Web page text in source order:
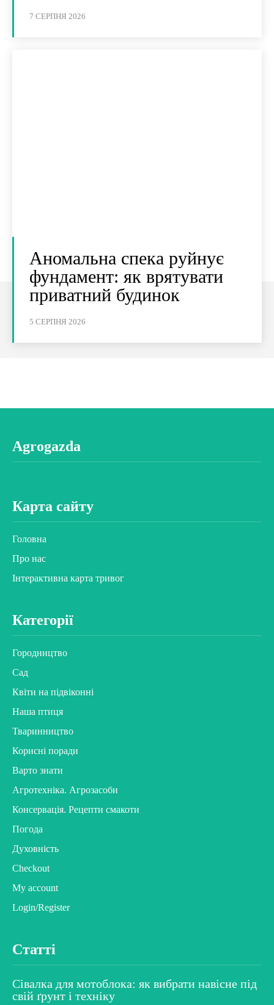
7 СЕРПНЯ 2026
Аномальна спека руйнує
фундамент: як врятувати
приватний будинок
5 СЕРПНЯ 2026
Agrogazda
Карта сайту
Головна
Про нас
Інтерактивна карта тривог
Категорії
Городництво
Сад
Квіти на підвіконні
Наша птиця
Тваринництво
Корисні поради
Варто знати
Агротехніка. Агрозасоби
Консервація. Рецепти смакоти
Погода
Духовність
Checkout
My account
Login/Register
Статті
Сівалка для мотоблока: як вибрати навісне під
свій ґрунт і техніку